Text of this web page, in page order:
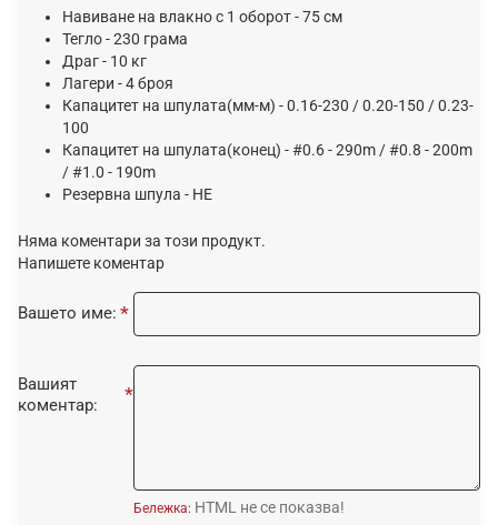
Навиване на влакно с 1 оборот - 75 см
Тегло - 230 грама
Драг - 10 кг
Лагери - 4 броя
Капацитет на шпулата(мм-м) - 0.16-230 / 0.20-150 / 0.23-
100
Капацитет на шпулата(конец) - #0.6 - 290m / #0.8 - 200m
/ #1.0 - 190m
Резервна шпула - НЕ
Няма коментари за този продукт.
Напишете коментар
Вашето име:
Вашият
коментар:
Бележка: HTML не се показва!